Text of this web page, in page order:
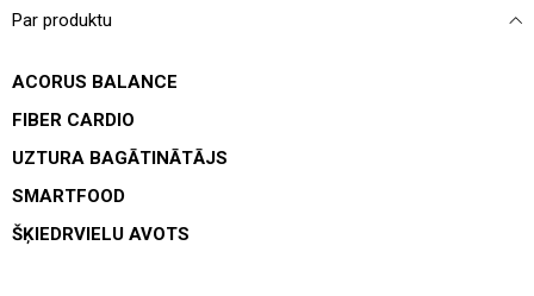
Par produktu
ACORUS BALANCE
FIBER CARDIO
UZTURA BAGĀTINĀTĀJS
SMARTFOOD
ŠĶIEDRVIELU AVOTS